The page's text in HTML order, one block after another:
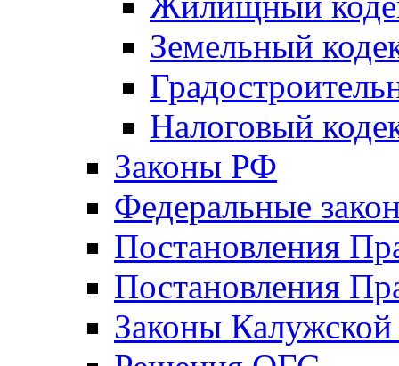
Земельный
Налоговый
Законы РФ
Федеральные
Постановления
Постановления
Законы Калужской